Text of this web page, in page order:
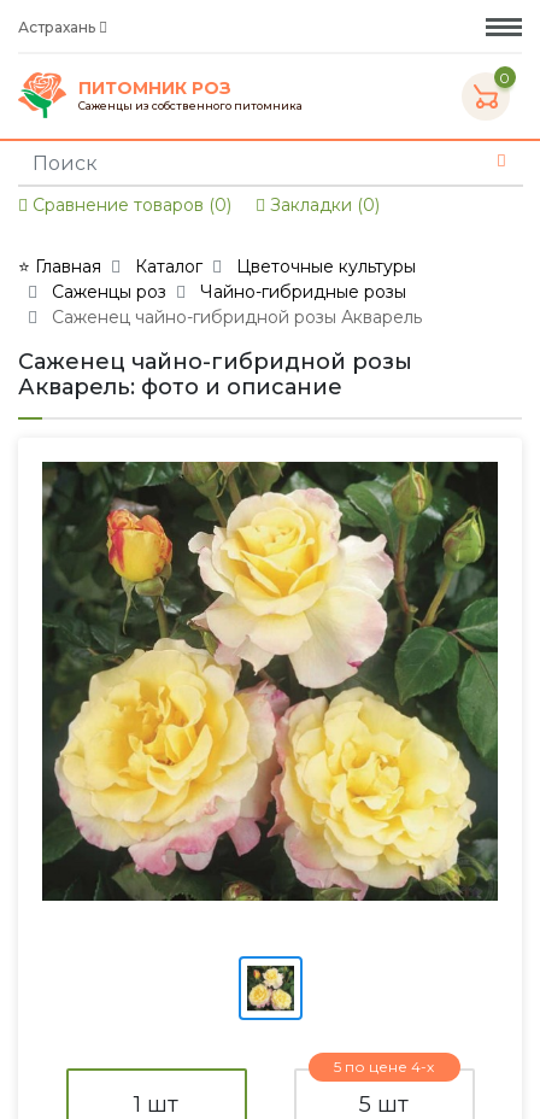
Астрахань
ПИТОМНИК РОЗ
Саженцы из собственного питомника
0
Сравнение товаров (0) Закладки (0)
⭐ Главная Каталог
Цветочные культуры
Саженцы роз
Чайно-гибридные розы
Саженец чайно-гибридной розы Акварель
Саженец чайно-гибридной розы
Акварель: фото и описание
1 шт
5 по цене 4-х
5 шт